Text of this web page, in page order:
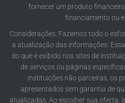
fornecer um produto
financiamento ou
Considerações: Fazemos todo o
a atualização das informações.
do que é exibido nos sites de
de serviços ou páginas
instituições não parceiras, os
apresentados sem garantia de
atualizadas. Ao escolher sua oferta,